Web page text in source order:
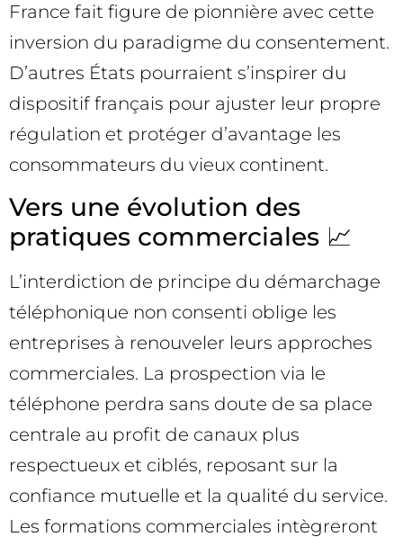
France fait figure de pionnière avec cette
inversion du paradigme du consentement.
D’autres États pourraient s’inspirer du
dispositif français pour ajuster leur propre
régulation et protéger d’avantage les
consommateurs du vieux continent.
Vers une évolution des
pratiques commerciales 📈
L’interdiction de principe du démarchage
téléphonique non consenti oblige les
entreprises à renouveler leurs approches
commerciales. La prospection via le
téléphone perdra sans doute de sa place
centrale au profit de canaux plus
respectueux et ciblés, reposant sur la
confiance mutuelle et la qualité du service.
Les formations commerciales intègreront